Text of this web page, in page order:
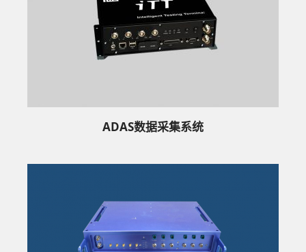
ADAS数据采集系统